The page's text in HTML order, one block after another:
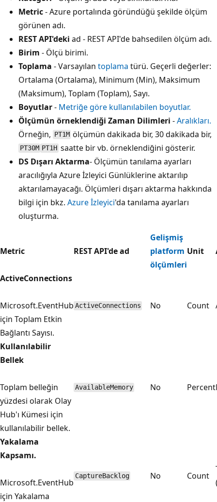
Metric- Azure portalında göründüğü şekilde ölçüm
görünen adı.
REST API'deki ad - REST API'de bahsedilen ölçüm adı.
Birim - Ölçü birimi.
Toplama - Varsayılan toplama türü. Geçerli değerler:
Ortalama (Ortalama), Minimum (Min), Maksimum
(Maksimum), Toplam (Toplam), Sayı.
Boyutlar- Metriğe göre kullanılabilen boyutlar.
Ölçümün örneklendiği Zaman Dilimleri -Aralıkları.
Örneğin, PT1M ölçümün dakikada bir, 30 dakikada bir,
PT30M PT1Hsaatte bir vb. örneklendiğini gösterir.
DS Dışarı Aktarma- Ölçümün tanılama ayarları
aracılığıyla Azure İzleyici Günlüklerine aktarılıp
aktarılamayacağı. Ölçümleri dışarı aktarma hakkında
bilgi için bkz. Azure İzleyici'da tanılama ayarları
oluşturma.
Metric REST API'de ad
Gelişmiş
platform
ölçümleri
Unit
ActiveConnections
Microsoft.EventHub
için Toplam Etkin
Bağlantı Sayısı.
ActiveConnections No Count
Kullanılabilir
Bellek
Toplam belleğin
yüzdesi olarak Olay
Hub'ı Kümesi için
kullanılabilir bellek.
AvailableMemory No Percent
Yakalama
Kapsamı.
Microsoft.EventHub
için Yakalama
CaptureBacklog No Count